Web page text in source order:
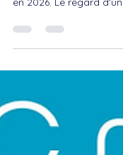
en 2026. Le regard